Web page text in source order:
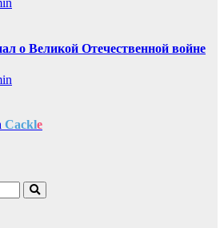
о Великой Отечественной войне
Cackle